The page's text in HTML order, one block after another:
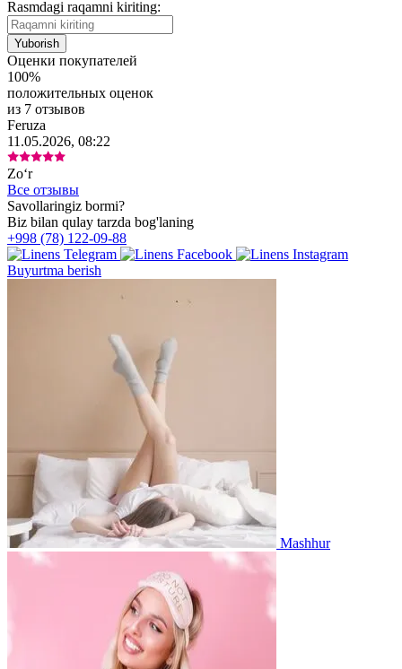
Rasmdagi raqamni kiriting:
Оценки покупателей
100%
положительных оценок
из 7 отзывов
Feruza
11.05.2026, 08:22
Zoʻr
Все отзывы
Savollaringiz bormi?
Biz bilan qulay tarzda bog'laning
+998 (78) 122-09-88
Buyurtma berish
Mashhur